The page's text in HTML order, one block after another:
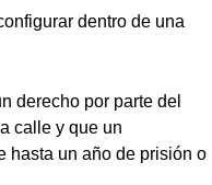
dentro de una
derecho por parte del
calle y que un
hasta un año de prisión o